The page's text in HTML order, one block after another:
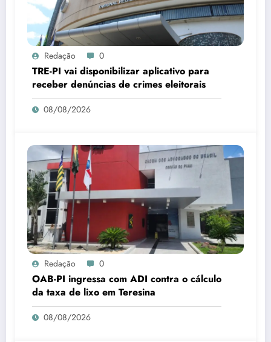
Redação 0
TRE-PI vai disponibilizar aplicativo para
receber denúncias de crimes eleitorais
08/08/2026
Redação 0
OAB-PI ingressa com ADI contra o cálculo
da taxa de lixo em Teresina
08/08/2026